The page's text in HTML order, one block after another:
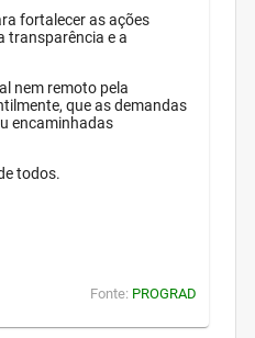
fortalecer as ações
transparência e a
nem remoto pela
que as demandas
encaminhadas
todos.
Fonte: PROGRAD